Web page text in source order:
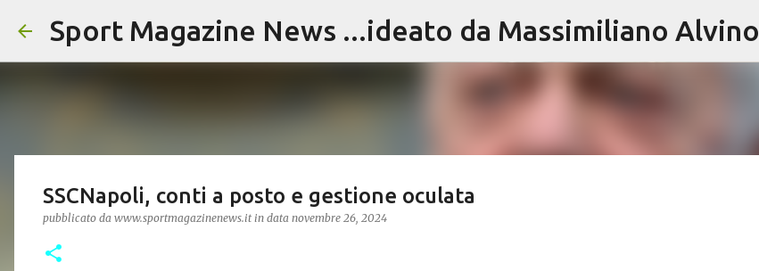
Passa ai contenuti principali
Sport Magazine News ...ideato da Massimiliano Alvino
SSCNapoli, conti a posto e gestione oculata
pubblicato da www.sportmagazinenews.it in data novembre 26, 2024